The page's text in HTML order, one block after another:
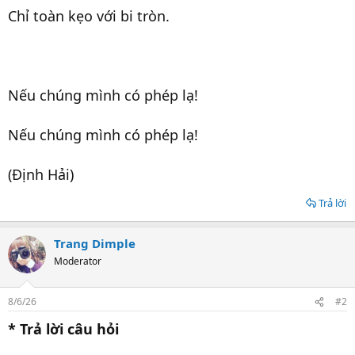
Chỉ toàn kẹo với bi tròn.
Nếu chúng mình có phép lạ!
Nếu chúng mình có phép lạ!
(Định Hải)
Trả lời
Trang Dimple
Moderator
8/6/26 #2
* Trả lời câu hỏi